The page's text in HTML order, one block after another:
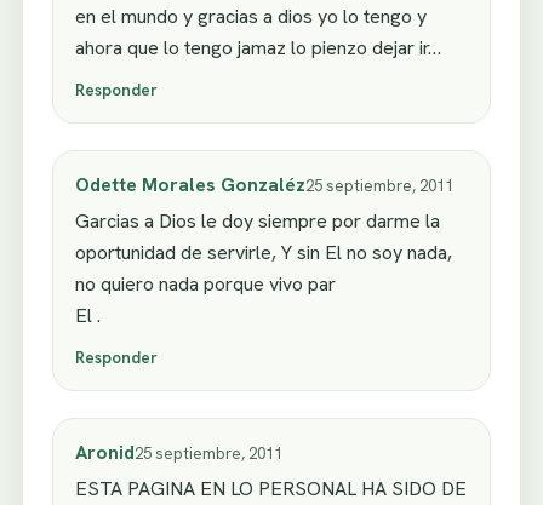
en el mundo y gracias a dios yo lo tengo y
ahora que lo tengo jamaz lo pienzo dejar ir…
Responder
Odette Morales Gonzaléz25 septiembre, 2011
Garcias a Dios le doy siempre por darme la
oportunidad de servirle, Y sin El no soy nada,
no quiero nada porque vivo par
El .
Responder
Aronid25 septiembre, 2011
ESTA PAGINA EN LO PERSONAL HA SIDO DE